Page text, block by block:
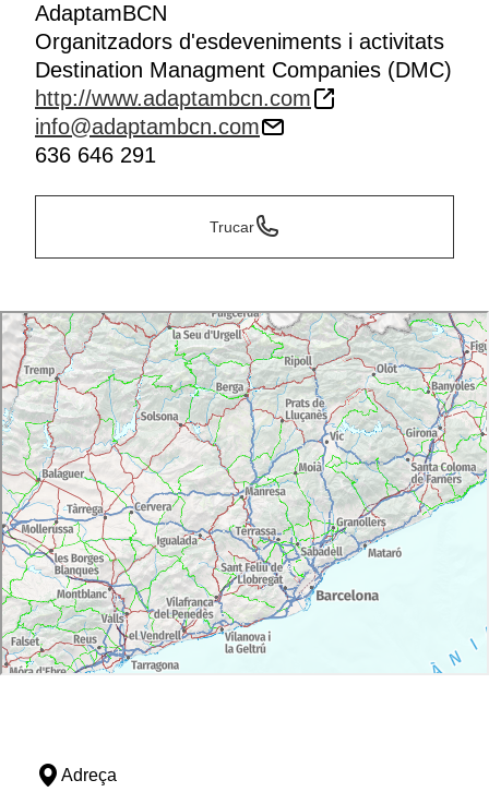
AdaptamBCN
Organitzadors d'esdeveniments i activitats
Destination Managment Companies (DMC)
http://www.adaptambcn.com
info@adaptambcn.com
636 646 291
Trucar
Adreça